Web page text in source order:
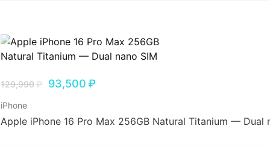
129,990₽ 93,500₽
iPhone
Apple iPhone 16 Pro Max 256GB Natural Titanium — Dual